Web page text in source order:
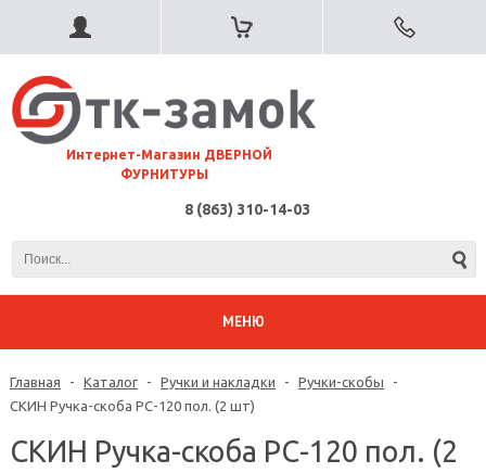
⠀Интернет-Магазин ДВЕРНОЙ
ФУРНИТУРЫ
8 (863) 310-14-03
МЕНЮ
Главная - Каталог - Ручки и накладки - Ручки-скобы
-
СКИН Ручка-скоба РС-120 пол. (2 шт)
СКИН Ручка-скоба РС-120 пол. (2